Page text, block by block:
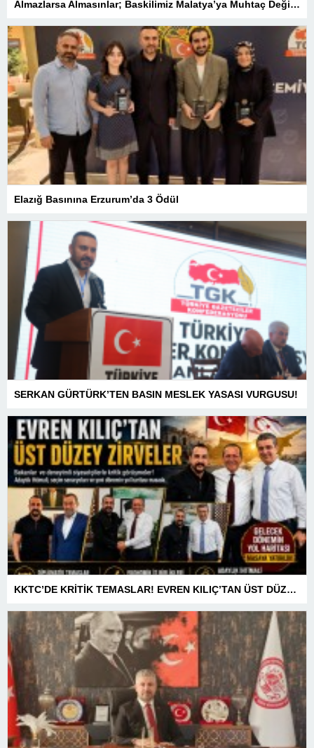
Almazlarsa Almasınlar; Baskilimiz Malatya’ya Muhtaç Değildir
Elazığ Basınına Erzurum’da 3 Ödül
SERKAN GÜRTÜRK’TEN BASIN MESLEK YASASI VURGUSU!
KKTC’DE KRİTİK TEMASLAR! EVREN KILIÇ’TAN ÜST DÜZEY ZİRVELER